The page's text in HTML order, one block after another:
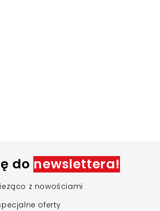
do newslettera!
z nowościami
oferty